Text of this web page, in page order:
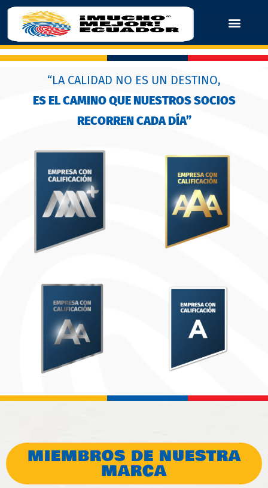
“LA CALIDAD NO ES UN DESTINO,
ES EL CAMINO QUE NUESTROS SOCIOS
RECORREN CADA DÍA”
MIEMBROS DE NUESTRA
MARCA